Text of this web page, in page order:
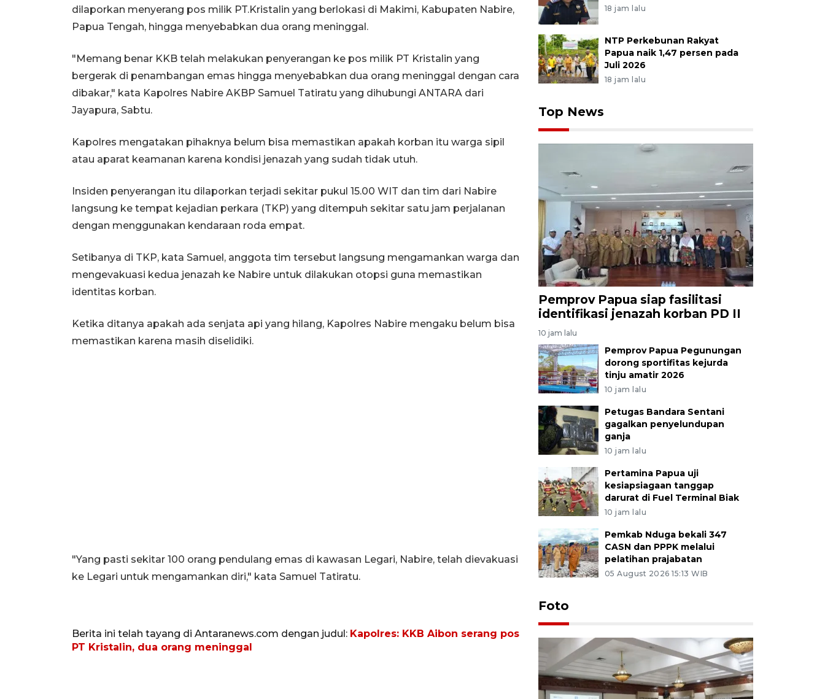
dilaporkan menyerang pos milik PT.Kristalin yang berlokasi di Makimi, Kabupaten Nabire,
Papua Tengah, hingga menyebabkan dua orang meninggal.
"Memang benar KKB telah melakukan penyerangan ke pos milik PT Kristalin yang
bergerak di penambangan emas hingga menyebabkan dua orang meninggal dengan cara
dibakar," kata Kapolres Nabire AKBP Samuel Tatiratu yang dihubungi ANTARA dari
Jayapura, Sabtu.
Kapolres mengatakan pihaknya belum bisa memastikan apakah korban itu warga sipil
atau aparat keamanan karena kondisi jenazah yang sudah tidak utuh.
Insiden penyerangan itu dilaporkan terjadi sekitar pukul 15.00 WIT dan tim dari Nabire
langsung ke tempat kejadian perkara (TKP) yang ditempuh sekitar satu jam perjalanan
dengan menggunakan kendaraan roda empat.
Setibanya di TKP, kata Samuel, anggota tim tersebut langsung mengamankan warga dan
mengevakuasi kedua jenazah ke Nabire untuk dilakukan otopsi guna memastikan
identitas korban.
Ketika ditanya apakah ada senjata api yang hilang, Kapolres Nabire mengaku belum bisa
memastikan karena masih diselidiki.
"Yang pasti sekitar 100 orang pendulang emas di kawasan Legari, Nabire, telah dievakuasi
ke Legari untuk mengamankan diri," kata Samuel Tatiratu.
Berita ini telah tayang di Antaranews.com dengan judul: Kapolres: KKB Aibon serang pos
PT Kristalin, dua orang meninggal
18 jam lalu
NTP Perkebunan Rakyat
Papua naik 1,47 persen pada
Juli 2026
18 jam lalu
Top News
Pemprov Papua siap fasilitasi
identifikasi jenazah korban PD II
10 jam lalu
Pemprov Papua Pegunungan
dorong sportifitas kejurda
tinju amatir 2026
10 jam lalu
Petugas Bandara Sentani
gagalkan penyelundupan
ganja
10 jam lalu
Pertamina Papua uji
kesiapsiagaan tanggap
darurat di Fuel Terminal Biak
10 jam lalu
Pemkab Nduga bekali 347
CASN dan PPPK melalui
pelatihan prajabatan
05 August 2026 15:13 WIB
Foto